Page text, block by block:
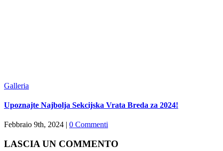
Galleria
Upoznajte Najbolja Sekcijska Vrata Breda za 2024!
Febbraio 9th, 2024 | 0 Commenti
LASCIA UN COMMENTO